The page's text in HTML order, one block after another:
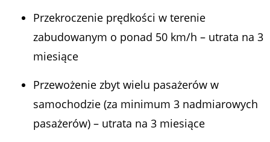
Przekroczenie prędkości w terenie
zabudowanym o ponad 50 km/h – utrata na 3
miesiące
Przewożenie zbyt wielu pasażerów w
samochodzie (za minimum 3 nadmiarowych
pasażerów) – utrata na 3 miesiące